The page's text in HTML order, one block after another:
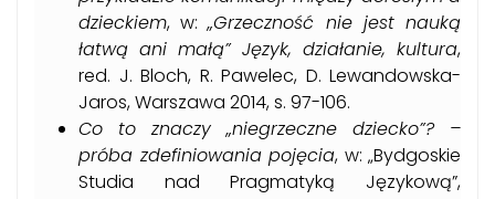
dzieckiem, w:„Grzeczność nie jest nauką
łatwą ani małą” Język, działanie, kultura,
red. J. Bloch, R. Pawelec, D. Lewandowska-
Jaros, Warszawa 2014, s. 97-106.
Co to znaczy „niegrzeczne dziecko”? –
próba zdefiniowania pojęcia, w: „Bydgoskie
Studia nad Pragmatyką Językową”,